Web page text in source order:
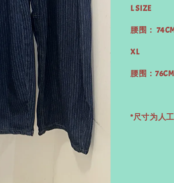
L SIZE
腰围：
XL
腰围：
*尺寸为人